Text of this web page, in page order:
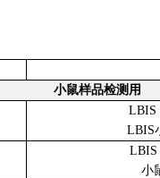
小鼠样品检测用
LBIS
LBIS
LBIS
小